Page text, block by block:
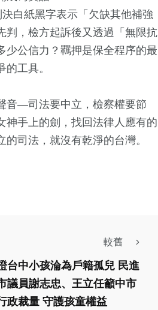
白紙黑字表示「欠缺其他補強
判，檢方起訴後又透過「無限抗
少公信力？羈押是保全程序的最
工具。
音—司法要中立，檢察權要節
神手上的劍，找回法律人應有的
司法，就沒有乾淨的台灣。
較舊
台中小孩淪為戶籍孤兒 民進
議員謝志忠、王立任籲中市
政裁量 守護孩童權益
政治 生活